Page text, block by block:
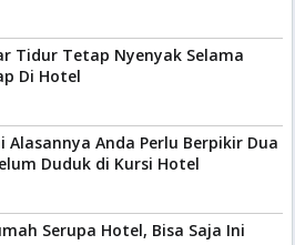
Tidur Tetap Nyenyak Selama
Di Hotel
Alasannya Anda Perlu Berpikir Dua
Duduk di Kursi Hotel
Serupa Hotel, Bisa Saja Ini